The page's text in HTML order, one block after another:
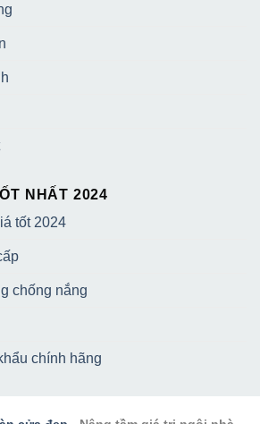
NHẤT 2024
tốt 2024
chống nắng
chính hãng